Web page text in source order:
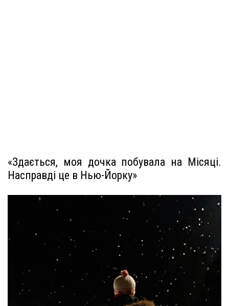
«Здається, моя дочка побувала на Місяці.
Насправді це в Нью-Йорку»